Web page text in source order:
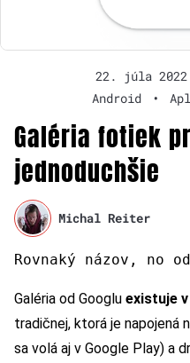
22. júla 2022
Android
•
Galéria fotiek
jednoduchšie
Michal Reiter
Rovnaký názov, no
Galéria od Googlu existuje
tradičnej, ktorá je napojená
sa volá aj v Google Play) a